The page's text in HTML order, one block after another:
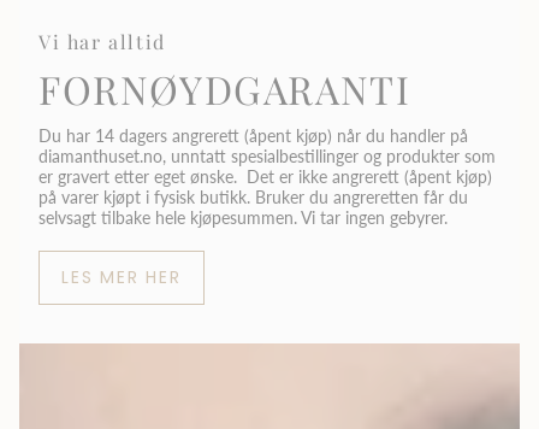
Vi har alltid
FORNØYDGARANTI
Du har 14 dagers angrerett (åpent kjøp) når du handler på
diamanthuset.no, unntatt spesialbestillinger og produkter som
er gravert etter eget ønske. Det er ikke angrerett (åpent kjøp)
på varer kjøpt i fysisk butikk. Bruker du angreretten får du
selvsagt tilbake hele kjøpesummen. Vi tar ingen gebyrer.
LES MER HER